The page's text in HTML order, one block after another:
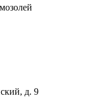
волос
д. 9